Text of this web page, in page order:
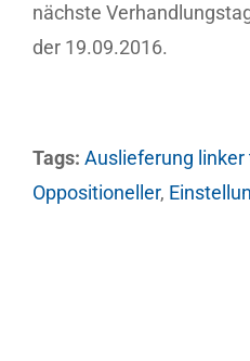
nächste
der 19.09.2016.
Tags: Auslieferung
Oppositioneller,